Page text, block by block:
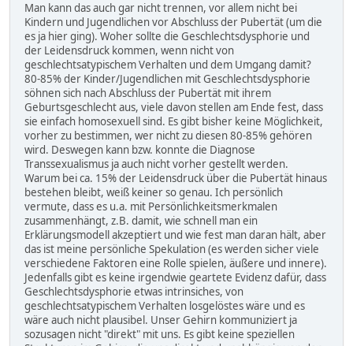
Man kann das auch gar nicht trennen, vor allem nicht bei
Kindern und Jugendlichen vor Abschluss der Pubertät (um die
es ja hier ging). Woher sollte die Geschlechtsdysphorie und
der Leidensdruck kommen, wenn nicht von
geschlechtsatypischem Verhalten und dem Umgang damit?
80-85% der Kinder/Jugendlichen mit Geschlechtsdysphorie
söhnen sich nach Abschluss der Pubertät mit ihrem
Geburtsgeschlecht aus, viele davon stellen am Ende fest, dass
sie einfach homosexuell sind. Es gibt bisher keine Möglichkeit,
vorher zu bestimmen, wer nicht zu diesen 80-85% gehören
wird. Deswegen kann bzw. konnte die Diagnose
Transsexualismus ja auch nicht vorher gestellt werden.
Warum bei ca. 15% der Leidensdruck über die Pubertät hinaus
bestehen bleibt, weiß keiner so genau. Ich persönlich
vermute, dass es u.a. mit Persönlichkeitsmerkmalen
zusammenhängt, z.B. damit, wie schnell man ein
Erklärungsmodell akzeptiert und wie fest man daran hält, aber
das ist meine persönliche Spekulation (es werden sicher viele
verschiedene Faktoren eine Rolle spielen, äußere und innere).
Jedenfalls gibt es keine irgendwie geartete Evidenz dafür, dass
Geschlechtsdysphorie etwas intrinsiches, von
geschlechtsatypischem Verhalten losgelöstes wäre und es
wäre auch nicht plausibel. Unser Gehirn kommuniziert ja
sozusagen nicht "direkt" mit uns. Es gibt keine speziellen